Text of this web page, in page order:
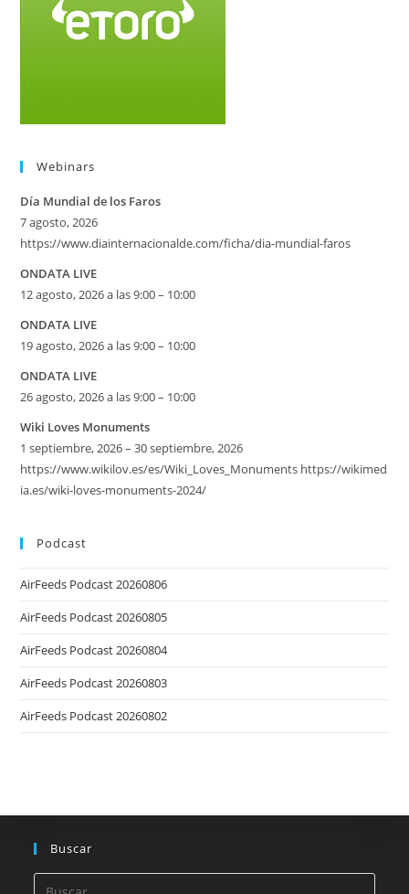
Webinars
Día Mundial de los Faros
7 agosto, 2026
https://www.diainternacionalde.com/ficha/dia-mundial-faros
ONDATA LIVE
12 agosto, 2026 a las 9:00 – 10:00
ONDATA LIVE
19 agosto, 2026 a las 9:00 – 10:00
ONDATA LIVE
26 agosto, 2026 a las 9:00 – 10:00
Wiki Loves Monuments
1 septiembre, 2026 – 30 septiembre, 2026
https://www.wikilov.es/es/Wiki_Loves_Monuments https://wikimed
ia.es/wiki-loves-monuments-2024/
Podcast
AirFeeds Podcast 20260806
AirFeeds Podcast 20260805
AirFeeds Podcast 20260804
AirFeeds Podcast 20260803
AirFeeds Podcast 20260802
Buscar